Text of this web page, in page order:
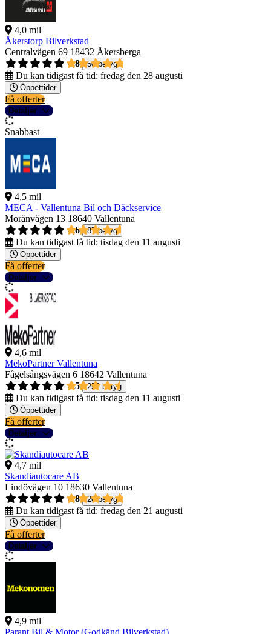
4,0 mil
Åkerstorp Bilverkstad
Centralvägen 69 18432 Åkersberga
4,8
50 betyg
Du kan tidigast få tid: fredag den 28 augusti
Öppettider
Få offerter
Detaljer
Snabbast
4,5 mil
MECA - Vallentuna Bil och Däckservice
Moränvägen 13 18640 Vallentuna
4,6
87 betyg
Du kan tidigast få tid: tisdag den 11 augusti
Öppettider
Få offerter
Detaljer
4,6 mil
MekoPartner Vallentuna
Fågelsångsvägen 6 18642 Vallentuna
4,5
252 betyg
Du kan tidigast få tid: tisdag den 11 augusti
Öppettider
Få offerter
Detaljer
4,7 mil
Skandiautocare AB
Lindövägen 10 18630 Vallentuna
4,8
20 betyg
Du kan tidigast få tid: fredag den 21 augusti
Öppettider
Få offerter
Detaljer
4,9 mil